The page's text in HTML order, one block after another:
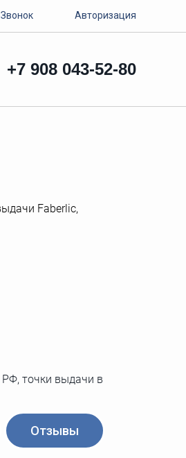
Звонок Авторизация
+7 908 043-52-80
Faberlic,
точки выдачи в
Отзывы